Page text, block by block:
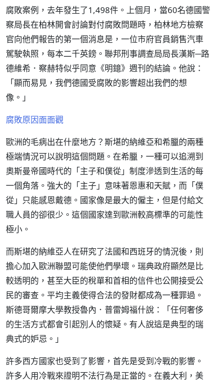
腐敗案例，去年發生了1,498件。上個月，當60名德國警
察局長在柏林開會討論對付腐敗問題時，柏林地方檢察
官向他們報告的第一個消息是，一位市府官員銷售汽車
駕駛執照，每本二千英鎊。聯邦刑事調查局局長漢斯─路
德維希．察赫特似乎同意《明鐿》週刊的結論。他說：
「顯而易見，我們德國受腐敗的影響超出我們的想
像。」
腐敗原因面面觀
歐洲的毛病出在什麼地方？斯堪的納維亞和希臘的兩種
極端情況可以說明這個問題。在希臘，一種可以追溯到
奧斯曼帝國時代的「主子和僕從」制度滲透到生活的每
一個角落。強大的「主子」意味著恩惠和天賦，而「僕
從」只能感恩戴德。國家像是最大的僱主，但是付給文
職人員的卻很少。這個國家達到歐洲較高標準的可能性
極小。
而斯堪的納維亞人在研究了法國和西班牙的情況後，則
擔心加入歐洲聯盟可能使他們學壞。瑞典政府顯然是比
較透明的，甚至大臣的稅單和首相的信件也公開接受公
民的審查。平均主義使得合法的發財都成為一種罪過。
斯德哥爾摩大學教授魯內．普雷姆福什說：「任何奢侈
的生活方式都會引起別人的懷疑。有人說這是典型的瑞
典式的妒忌。」
許多西方國家也受到了影響，首先是受到冷戰的影響。
許多人用冷戰來證明不法行為是正當的。在義大利，美